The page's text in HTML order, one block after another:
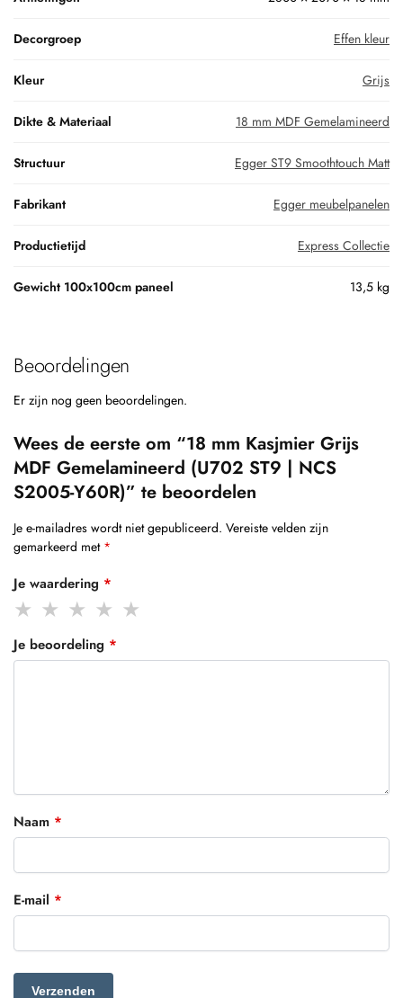
Decorgroep Effen kleur
Kleur Grijs
Dikte & Materiaal 18 mm MDF Gemelamineerd
Structuur Egger ST9 Smoothtouch Matt
Fabrikant Egger meubelpanelen
Productietijd Express Collectie
Gewicht 100x100cm paneel 13,5 kg
Beoordelingen
Er zijn nog geen beoordelingen.
Wees de eerste om “18 mm Kasjmier Grijs
MDF Gemelamineerd (U702 ST9 | NCS
S2005-Y60R)” te beoordelen
Je e-mailadres wordt niet gepubliceerd. Vereiste velden zijn
gemarkeerd met *
Je waardering *
Je beoordeling *
Naam *
E-mail *